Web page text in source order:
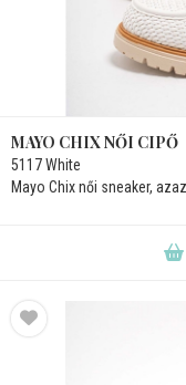
MAYO CHIX NŐI CIPŐ
5117 White
Mayo Chix női sneaker,